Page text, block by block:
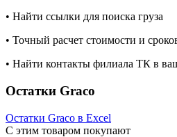
• Найти ссылки для поиска груза
• Точный расчет стоимости и
• Найти контакты филиала ТК в
Остатки Graco
Остатки Graco в Excel
С этим товаром покупают